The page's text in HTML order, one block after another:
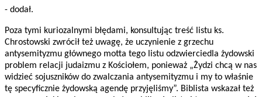
- dodał.
Poza tymi kuriozalnymi błędami, konsultując treść listu ks.
Chrostowski zwrócił też uwagę, że uczynienie z grzechu
antysemityzmu głównego motta tego listu odzwierciedla żydowski
problem relacji judaizmu z Kościołem, ponieważ „Żydzi chcą w nas
widzieć sojuszników do zwalczania antysemityzmu i my to właśnie
tę specyficznie żydowską agendę przyjęliśmy”. Biblista wskazał też